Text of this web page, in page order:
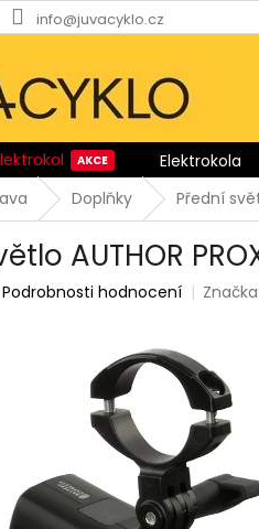
info@juvacyklo.cz
Elektrokola
Doplňky Přední
AUTHOR
Podrobnosti hodnocení